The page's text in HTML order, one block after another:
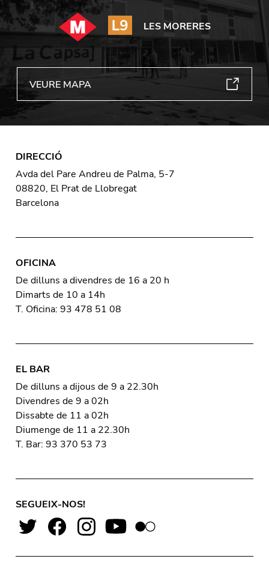
LES MORERES
VEURE MAPA
DIRECCIÓ
Avda del Pare Andreu de Palma, 5-7
08820, El Prat de Llobregat
Barcelona
OFICINA
De dilluns a divendres de 16 a 20 h
Dimarts de 10 a 14h
T. Oficina: 93 478 51 08
EL BAR
De dilluns a dijous de 9 a 22.30h
Divendres de 9 a 02h
Dissabte de 11 a 02h
Diumenge de 11 a 22.30h
T. Bar: 93 370 53 73
SEGUEIX-NOS!